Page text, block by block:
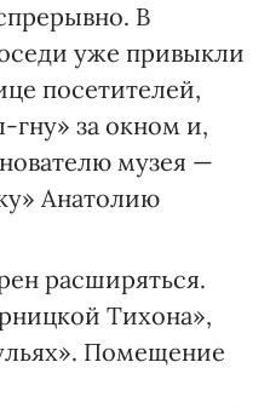
В
уже привыкли
посетителей,
за окном и,
музея —
Анатолию
расширяться.
Тихона»,
Помещение